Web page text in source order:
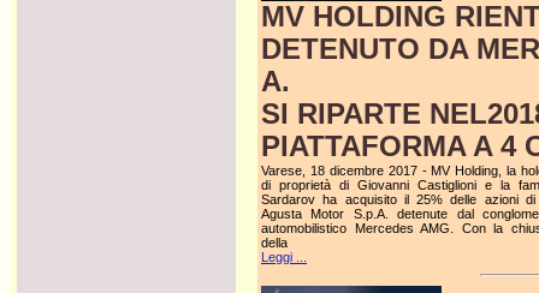
MV HOLDING
DETENUTO DA
A.
SI RIPARTE
PIATTAFORMA A 4
Varese, 18 dicembre 2017 - MV Holding, la
di proprietà di Giovanni Castiglioni e la
Sardarov ha acquisito il 25% delle azioni di
Agusta Motor S.p.A. detenute dal
automobilistico Mercedes AMG. Con la
della
Leggi ...